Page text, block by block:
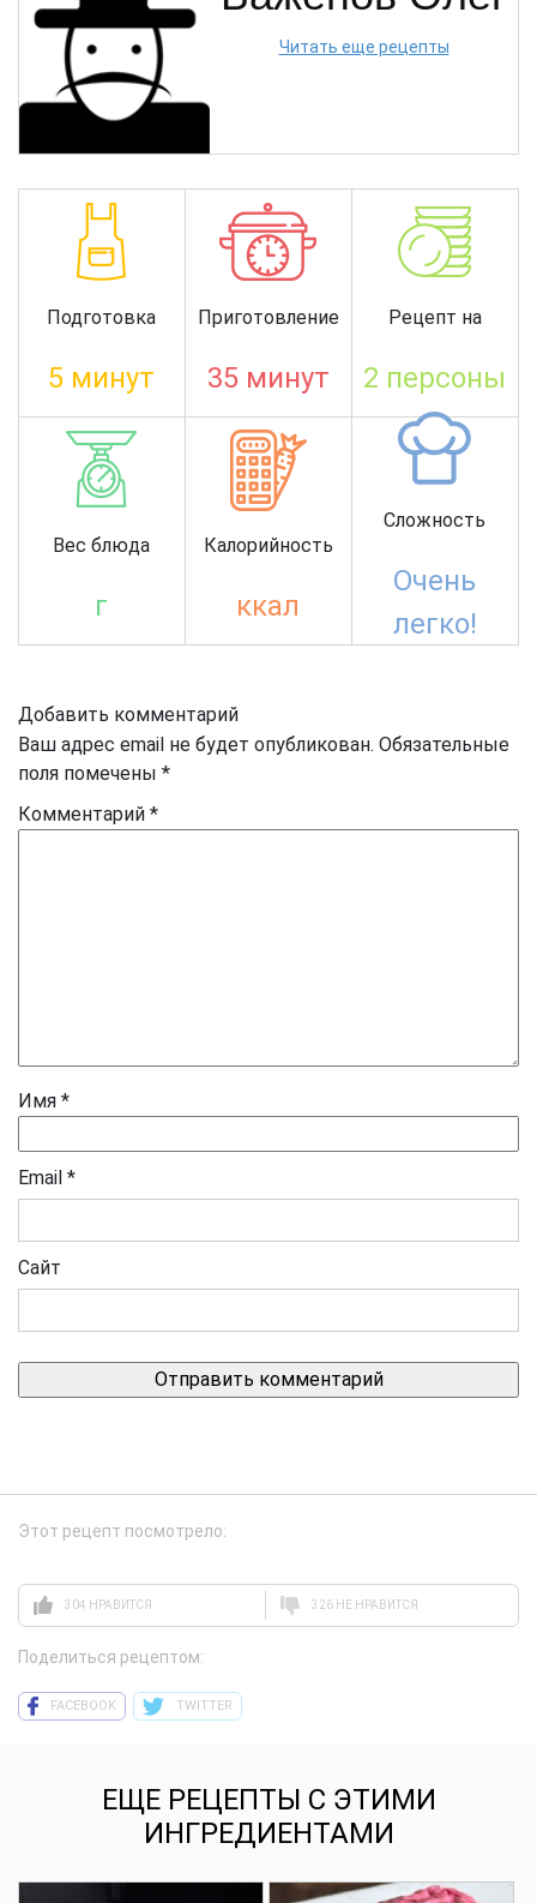
Читать еще рецепты
Подготовка
5 минут
Приготовление
35 минут
Рецепт на
2 персоны
Вес блюда
г
Калорийность
ккал
Сложность
Очень
легко!
Добавить комментарий
Ваш адрес email не будет опубликован. Обязательные
поля помечены *
Комментарий *
Имя *
Email *
Сайт
Этот рецепт посмотрело:
304 НРАВИТСЯ 326 НЕ НРАВИТСЯ
Поделиться рецептом:
FACEBOOK TWITTER
ЕЩЕ РЕЦЕПТЫ С ЭТИМИ
ИНГРЕДИЕНТАМИ